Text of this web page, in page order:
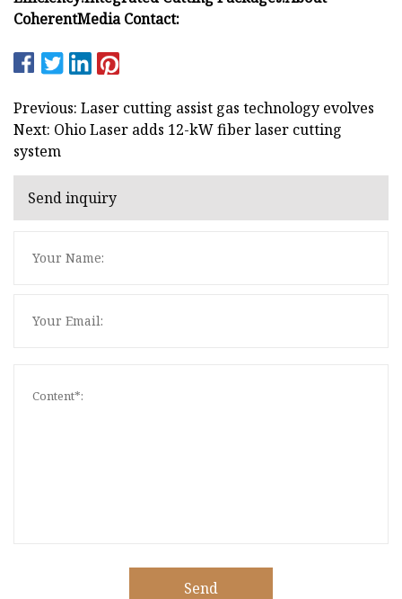
CoherentMedia Contact:
Previous: Laser cutting assist gas technology evolves
Next: Ohio Laser adds 12-kW fiber laser cutting
system
Send inquiry
Send